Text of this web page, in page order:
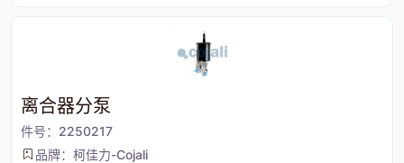
离合器分泵
件号：2250217
品牌：柯佳力-Cojali